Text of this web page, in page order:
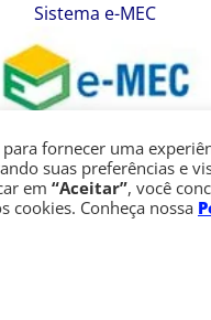
Sistema e-MEC
fornecer uma
suas preferências e
em “Aceitar”, você
cookies. Conheça nossa